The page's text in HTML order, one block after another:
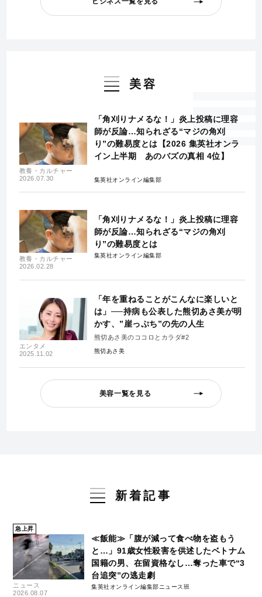
美容
教養・カルチャー
2026.07.30
「角刈りナメるな！」炎上投稿に理容
師が反論…知られざる“マジの角刈
り”の難易度とは【2026 集英社オンラ
イン上半期 あのバズの真相 4位】
集英社オンライン編集部
教養・カルチャー
2026.02.28
「角刈りナメるな！」炎上投稿に理容
師が反論…知られざる“マジの角刈
り”の難易度とは
集英社オンライン編集部
エンタメ
2025.11.02
「年を重ねることがこんなに楽しいと
は」──持病も公表した熊切あさ美が明
かす、”崖っぷち”の先の人生
熊切あさ美のココロとカラダ#2
熊切あさ美
美容一覧を見る
新着記事
急上昇
ニュース
2026.08.07
≪飯能≫「腹が減って食べ物を盗もう
と…」91歳女性殺害を供述したベトナム
国籍の男、在留資格なし…奪った車で“3
台追突”の逃走劇
集英社オンライン編集部ニュース班